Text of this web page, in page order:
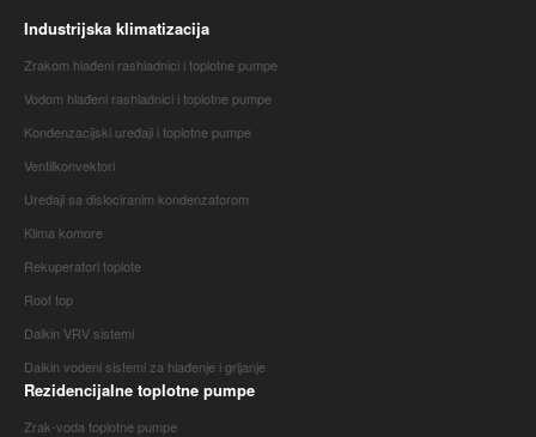
Industrijska klimatizacija
Zrakom hlađeni rashladnici i toplotne pumpe
Vodom hlađeni rashladnici i toplotne pumpe
Kondenzacijski uređaji i toplotne pumpe
Ventilkonvektori
Uređaji sa dislociranim kondenzatorom
Klima komore
Rekuperatori toplote
Roof top
Daikin VRV sistemi
Daikin vodeni sistemi za hlađenje i grijanje
Rezidencijalne toplotne pumpe
Zrak-voda toplotne pumpe